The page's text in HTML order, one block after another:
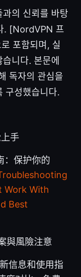
의 신뢰를 바탕
. [NordVPN 프
포함되며, 실
니다. 본문에
독자의 관심을
구성했습니다.
手
：保护你的
Work With
Best
與風險注意
信息和使用指